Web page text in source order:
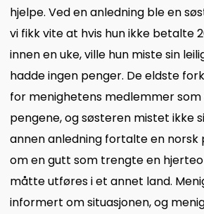
hjelpe. Ved en anledning ble en
vi fikk vite at hvis hun ikke betalte
innen en uke, ville hun miste sin
hadde ingen penger. De eldste
for menighetens medlemmer
pengene, og søsteren mistet ikke
annen anledning fortalte en norsk
om en gutt som trengte en
måtte utføres i et annet land.
informert om situasjonen, og